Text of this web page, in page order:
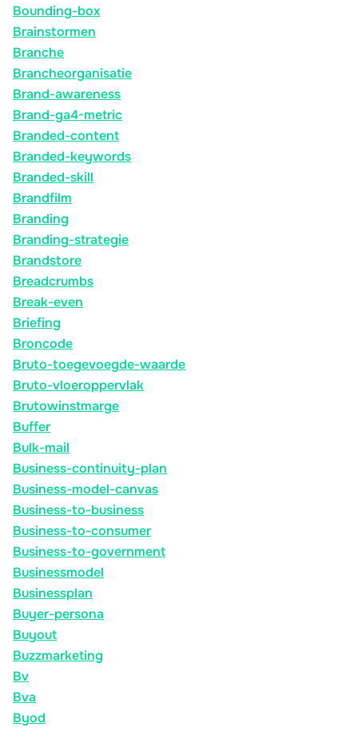
Bounding-box
Brainstormen
Branche
Brancheorganisatie
Brand-awareness
Brand-ga4-metric
Branded-content
Branded-keywords
Branded-skill
Brandfilm
Branding
Branding-strategie
Brandstore
Breadcrumbs
Break-even
Briefing
Broncode
Bruto-toegevoegde-waarde
Bruto-vloeroppervlak
Brutowinstmarge
Buffer
Bulk-mail
Business-continuity-plan
Business-model-canvas
Business-to-business
Business-to-consumer
Business-to-government
Businessmodel
Businessplan
Buyer-persona
Buyout
Buzzmarketing
Bv
Bva
Byod